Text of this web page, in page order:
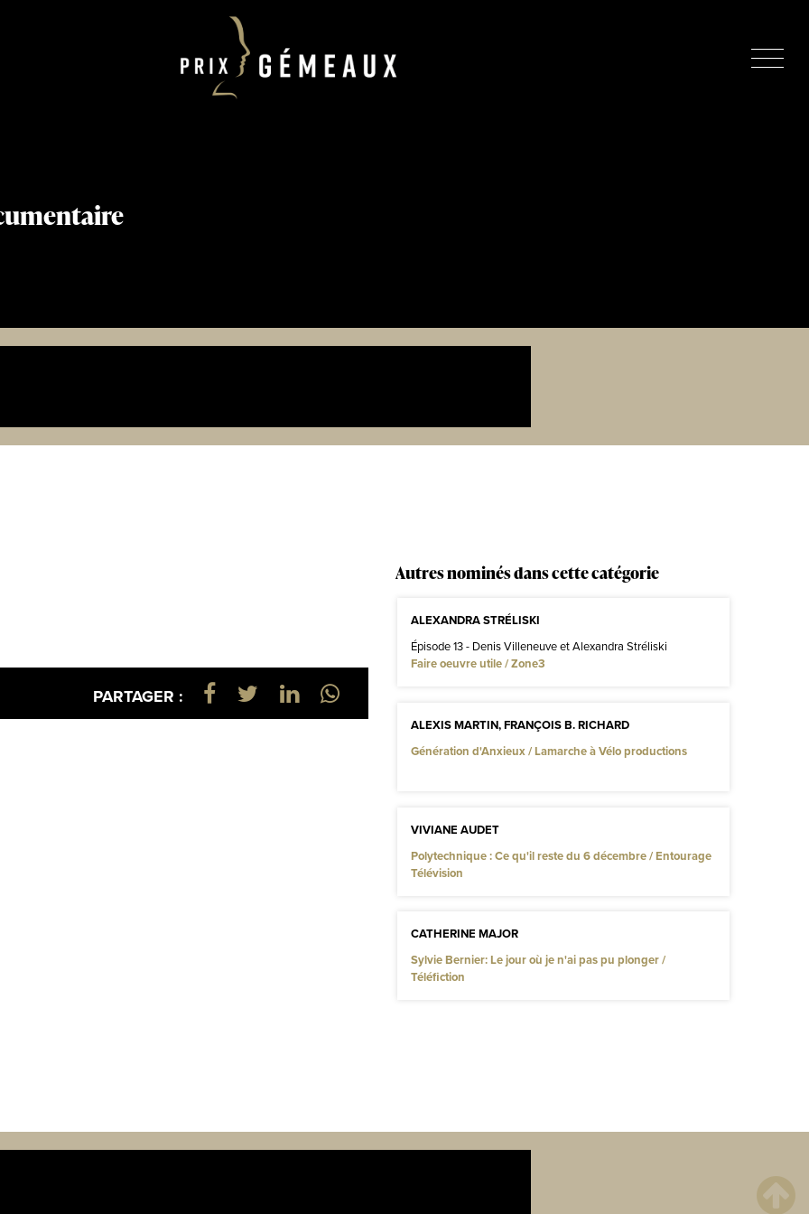
PARTAGER :
Autres nominés dans cette catégorie
ALEXANDRA STRÉLISKI
Épisode 13 - Denis Villeneuve et Alexandra Stréliski
Faire oeuvre utile / Zone3
ALEXIS MARTIN, FRANÇOIS B. RICHARD
Génération d'Anxieux / Lamarche à Vélo productions
VIVIANE AUDET
Polytechnique : Ce qu'il reste du 6 décembre / Entourage
Télévision
CATHERINE MAJOR
Sylvie Bernier: Le jour où je n'ai pas pu plonger /
Téléfiction